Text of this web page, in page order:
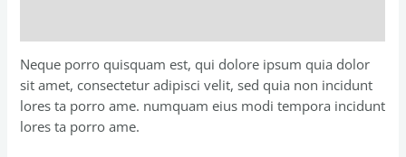
Neque porro quisquam est, qui dolore ipsum quia dolor
sit amet, consectetur adipisci velit, sed quia non incidunt
lores ta porro ame. numquam eius modi tempora incidunt
lores ta porro ame.